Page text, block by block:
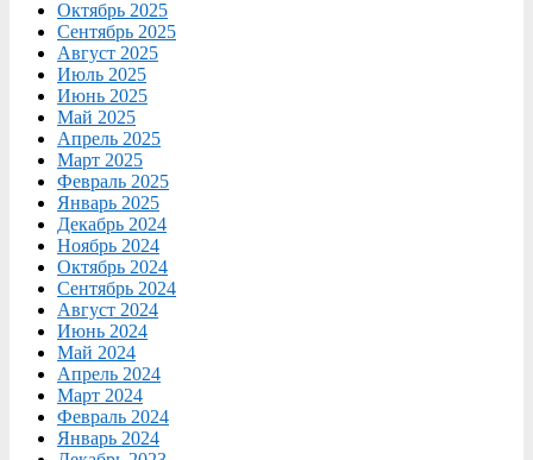
Октябрь 2025
Сентябрь 2025
Август 2025
Июль 2025
Июнь 2025
Май 2025
Апрель 2025
Март 2025
Февраль 2025
Январь 2025
Декабрь 2024
Ноябрь 2024
Октябрь 2024
Сентябрь 2024
Август 2024
Июнь 2024
Май 2024
Апрель 2024
Март 2024
Февраль 2024
Январь 2024